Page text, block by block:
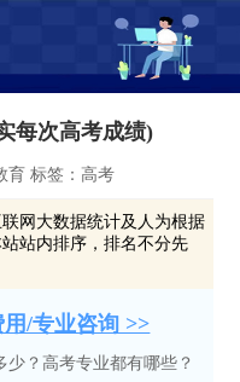
每次高考成绩)
育 标签：高考
网大数据统计及人为根据
站内排序，排名不分先
/专业咨询 >>
？高考专业都有哪些？